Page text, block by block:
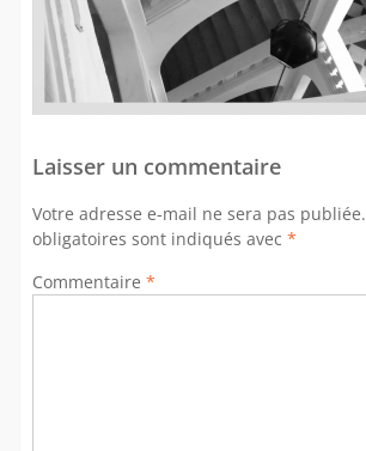
Laisser un commentaire
Votre adresse e-mail ne sera pas publiée.
obligatoires sont indiqués avec *
Commentaire *